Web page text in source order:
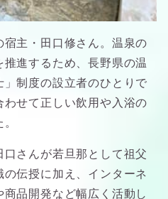
主・田口修さん。温泉の
進するため、長野県の温
制度の設立者のひとりで
せて正しい飲用や入浴の
さんが若旦那として祖父
伝授に加え、インターネ
品開発など幅広く活動し